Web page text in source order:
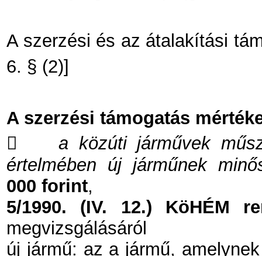
A szerzési és az átalakítási
6. § (2)]
A szerzési támogatás

a közúti járművek
értelmében új járműnek
000 forint,
5/1990. (IV. 12.) KöHÉM
megvizsgálásáról
új jármű: az a jármű,